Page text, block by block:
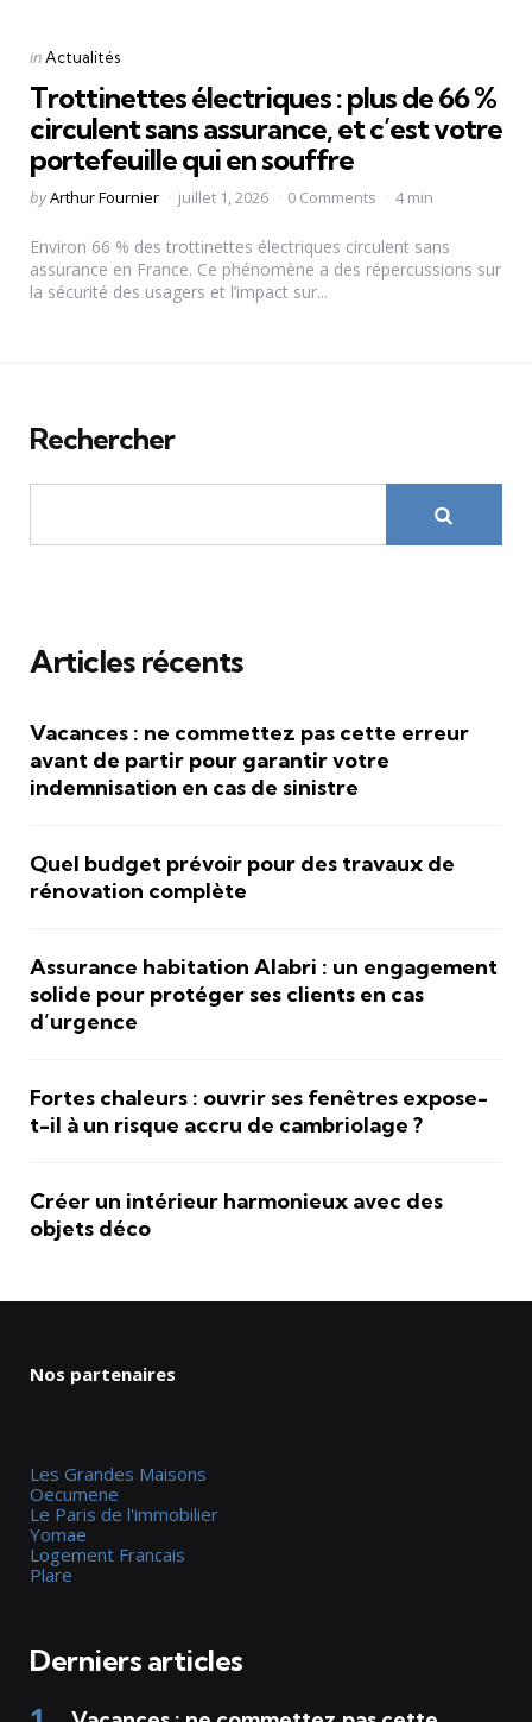
Categories
Posted
inActualités
Trottinettes électriques : plus de 66 %
circulent sans assurance, et c’est votre
portefeuille qui en souffre
Posted
byArthur Fournier juillet 1, 2026 0 Comments 4 min
Environ 66 % des trottinettes électriques circulent sans
assurance en France. Ce phénomène a des répercussions sur
la sécurité des usagers et l’impact sur...
Rechercher
Articles récents
Vacances : ne commettez pas cette erreur
avant de partir pour garantir votre
indemnisation en cas de sinistre
Quel budget prévoir pour des travaux de
rénovation complète
Assurance habitation Alabri : un engagement
solide pour protéger ses clients en cas
d’urgence
Fortes chaleurs : ouvrir ses fenêtres expose-
t-il à un risque accru de cambriolage ?
Créer un intérieur harmonieux avec des
objets déco
Nos partenaires
Les Grandes Maisons
Oecumene
Le Paris de l'immobilier
Yomae
Logement Francais
Plare
Derniers articles